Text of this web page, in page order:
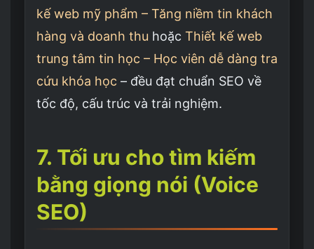
kế web mỹ phẩm – Tăng niềm tin khách
hàng và doanh thu hoặc Thiết kế web
trung tâm tin học – Học viên dễ dàng tra
cứu khóa học – đều đạt chuẩn SEO về
tốc độ, cấu trúc và trải nghiệm.
7. Tối ưu cho tìm kiếm
bằng giọng nói (Voice
SEO)